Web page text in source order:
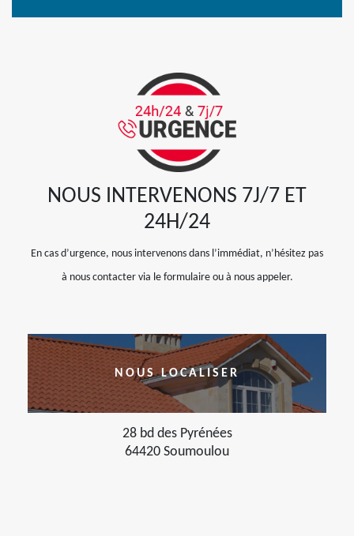
NOUS INTERVENONS 7J/7 ET
24H/24
En cas d’urgence, nous intervenons dans l’immédiat, n’hésitez pas
à nous contacter via le formulaire ou à nous appeler.
NOUS LOCALISER
28 bd des Pyrénées
64420 Soumoulou